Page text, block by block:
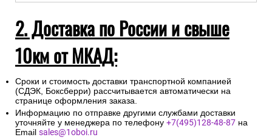
2. Доставка по России и свыше
10км от МКАД:
Сроки и стоимость доставки транспортной компанией
(СДЭК, Боксберри) рассчитывается автоматически на
странице оформления заказа.
Информацию по отправке другими службами доставки
уточняйте у менеджера по телефону +7(495)128-48-87 на
Email sales@1oboi.ru